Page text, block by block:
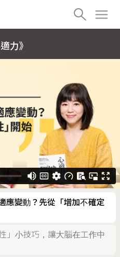
力》
變動？先從「增加不確定
小技巧，讓大腦在工作中